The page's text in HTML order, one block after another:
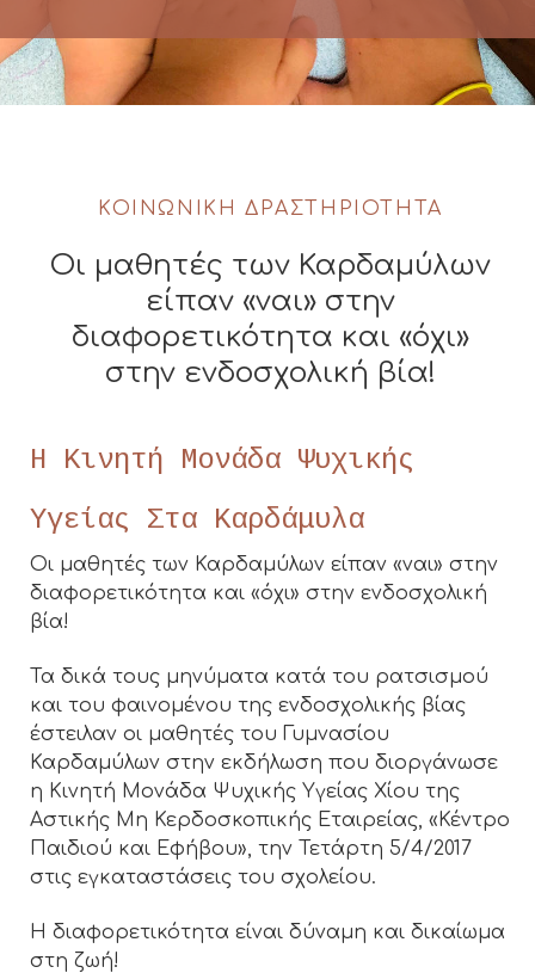
ΚΟΙΝΩΝΙΚΉ ΔΡΑΣΤΗΡΙΌΤΗΤΑ
Οι μαθητές των Καρδαμύλων
είπαν «ναι» στην
διαφορετικότητα και «όχι»
στην ενδοσχολική βία!
Η Κινητή Μονάδα Ψυχικής
Υγείας Στα Καρδάμυλα
Οι μαθητές των Καρδαμύλων είπαν «ναι» στην
διαφορετικότητα και «όχι» στην ενδοσχολική
βία!
Τα δικά τους μηνύματα κατά του ρατσισμού
και του φαινομένου της ενδοσχολικής βίας
έστειλαν οι μαθητές του Γυμνασίου
Καρδαμύλων στην εκδήλωση που διοργάνωσε
η Κινητή Μονάδα Ψυχικής Υγείας Χίου της
Αστικής Μη Κερδοσκοπικής Εταιρείας, «Κέντρο
Παιδιού και Εφήβου», την Τετάρτη 5/4/2017
στις εγκαταστάσεις του σχολείου.
Η διαφορετικότητα είναι δύναμη και δικαίωμα
στη ζωή!